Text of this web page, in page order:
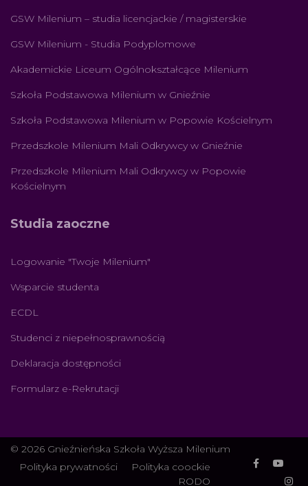
GSW Milenium – studia licencjackie / magisterskie
GSW Milenium - Studia Podyplomowe
Akademickie Liceum Ogólnokształcące Milenium
Szkoła Podstawowa Milenium w Gnieźnie
Szkoła Podstawowa Milenium w Popowie Kościelnym
Przedszkole Milenium Mali Odkrywcy w Gnieźnie
Przedszkole Milenium Mali Odkrywcy w Popowie
Kościelnym
Studia zaoczne
Logowanie "Twoje Milenium"
Wsparcie studenta
ECDL
Studenci z niepełnosprawnością
Deklaracja dostępności
Formularz e-Rekrutacji
© 2026 Gnieźnieńska Szkoła Wyższa Milenium
Polityka prywatności
Polityka coockie
RODO